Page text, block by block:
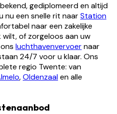
gediplomeerd en altijd
nu een snelle rit naarStation
naar een zakelijke
of zorgeloos aan uw
luchthavenvervoernaar
24/7 voor u klaar. Ons
regio Twente: van
,Oldenzaalen alle